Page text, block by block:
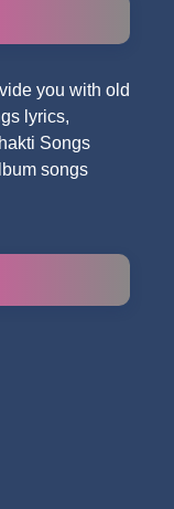
you with old
lyrics,
Songs
songs